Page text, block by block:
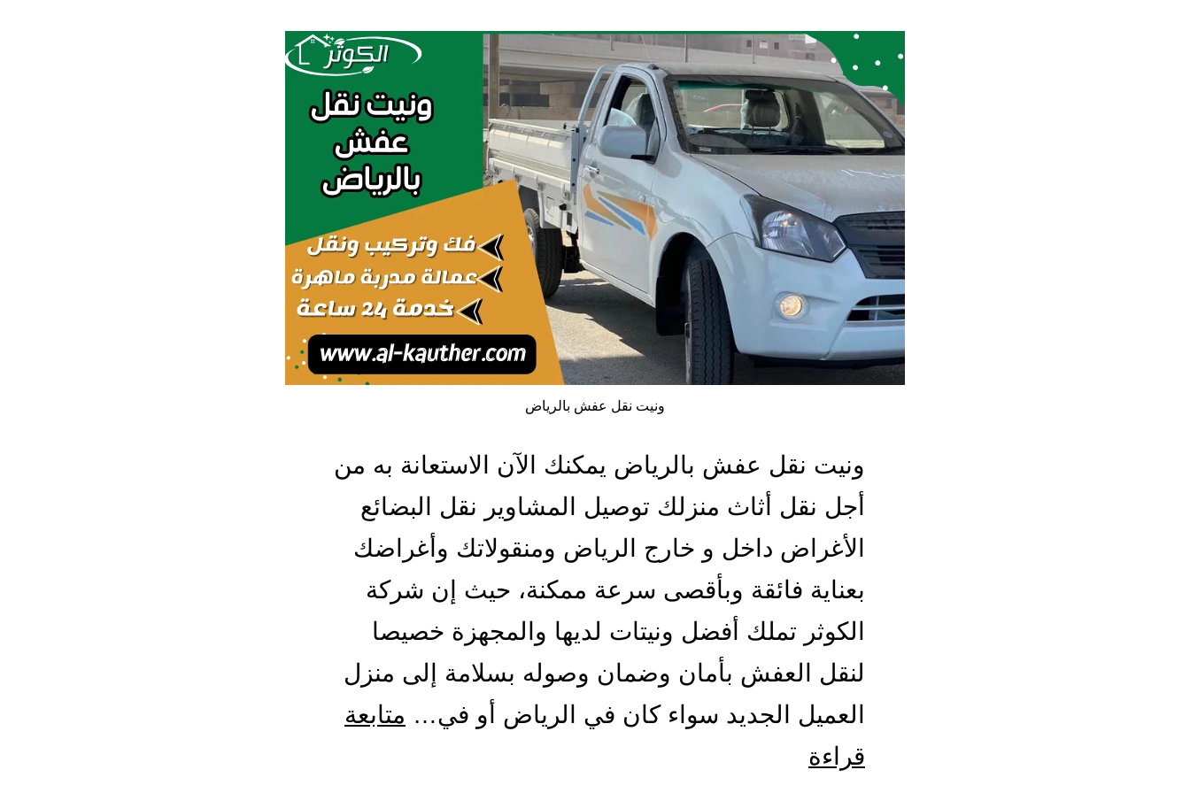
ونيت نقل عفش بالرياض
ونيت نقل عفش بالرياض يمكنك الآن الاستعانة به من
أجل نقل أثاث منزلك توصيل المشاوير نقل البضائع
الأغراض داخل و خارج الرياض ومنقولاتك وأغراضك
بعناية فائقة وبأقصى سرعة ممكنة، حيث إن شركة
الكوثر تملك أفضل ونيتات لديها والمجهزة خصيصا
لنقل العفش بأمان وضمان وصوله بسلامة إلى منزل
العميل الجديد سواء كان في الرياض أو في… متابعة
قراءة